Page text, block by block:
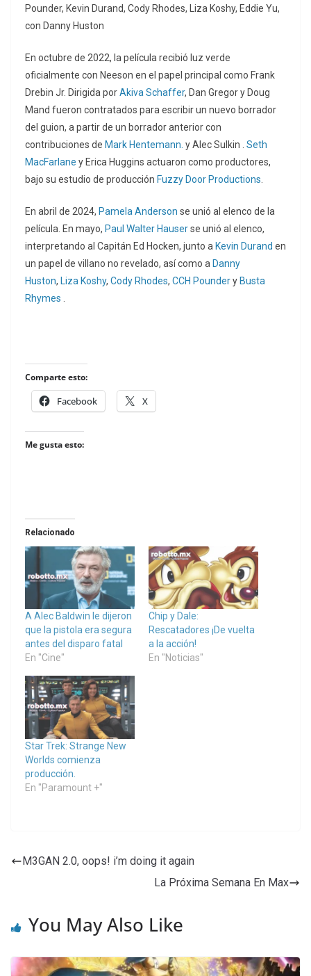
Pounder, Kevin Durand, Cody Rhodes, Liza Koshy, Eddie Yu,
con Danny Huston
En octubre de 2022, la película recibió luz verde
oficialmente con Neeson en el papel principal como Frank
Drebin Jr. Dirigida porAkiva Schaffer, Dan Gregor y Doug
Mand fueron contratados para escribir un nuevo borrador
del guion, a partir de un borrador anterior con
contribuciones de Mark Hentemann. y Alec Sulkin . Seth
MacFarlane y Erica Huggins actuaron como productores,
bajo su estudio de producción Fuzzy Door Productions
En abril de 2024, Pamela Anderson se unió al elenco de la
película. ​ En mayo, Paul Walter Hauserse unió al elenco,
interpretando al Capitán Ed Hocken, junto a Kevin Durand en
un papel de villano no revelado, así como a Danny
Huston, Liza Koshy, Cody Rhodes, CCH Poundery Busta
Rhymes
Comparte esto:
Facebook X
Me gusta esto:
Relacionado
A Alec Baldwin le dijeron
que la pistola era segura
antes del disparo fatal
En "Cine"
Chip y Dale:
Rescatadores ¡De vuelta
a la acción!
En "Noticias"
Star Trek: Strange New
Worlds comienza
producción.
En "Paramount +"
M3GAN 2.0, oops! i’m doing it again
La Próxima Semana En Max
You May Also Like